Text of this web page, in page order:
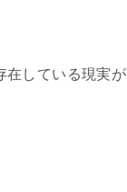
在している現実が